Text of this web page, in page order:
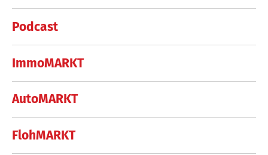
Podcast
ImmoMARKT
AutoMARKT
FlohMARKT